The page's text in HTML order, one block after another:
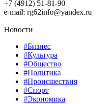
+7 (4912) 51-81-90
e-mail: rg62info@yandex.ru
Новости
#Бизнес
#Культура
#Общество
#Политика
#Происшествия
#Спорт
#Экономика